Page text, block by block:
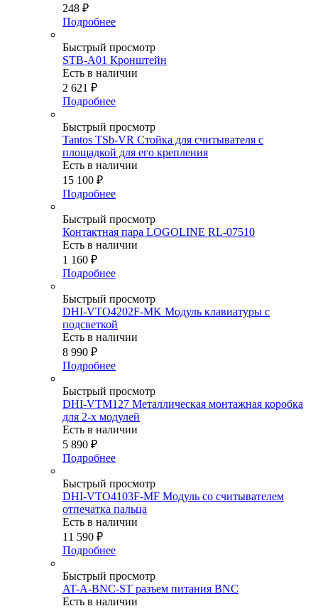
248 ₽
Подробнее
Быстрый просмотр
STB-A01 Кронштейн
Есть в наличии
2 621 ₽
Подробнее
Быстрый просмотр
Tantos TSb-VR Стойка для считывателя с
площадкой для его крепления
Есть в наличии
15 100 ₽
Подробнее
Быстрый просмотр
Контактная пара LOGOLINE RL-07510
Есть в наличии
1 160 ₽
Подробнее
Быстрый просмотр
DHI-VTO4202F-MK Модуль клавиатуры с
подсветкой
Есть в наличии
8 990 ₽
Подробнее
Быстрый просмотр
DHI-VTM127 Металлическая монтажная коробка
для 2-х модулей
Есть в наличии
5 890 ₽
Подробнее
Быстрый просмотр
DHI-VTO4103F-MF Модуль со считывателем
отпечатка пальца
Есть в наличии
11 590 ₽
Подробнее
Быстрый просмотр
AT-A-BNC-ST разъем питания BNC
Есть в наличии